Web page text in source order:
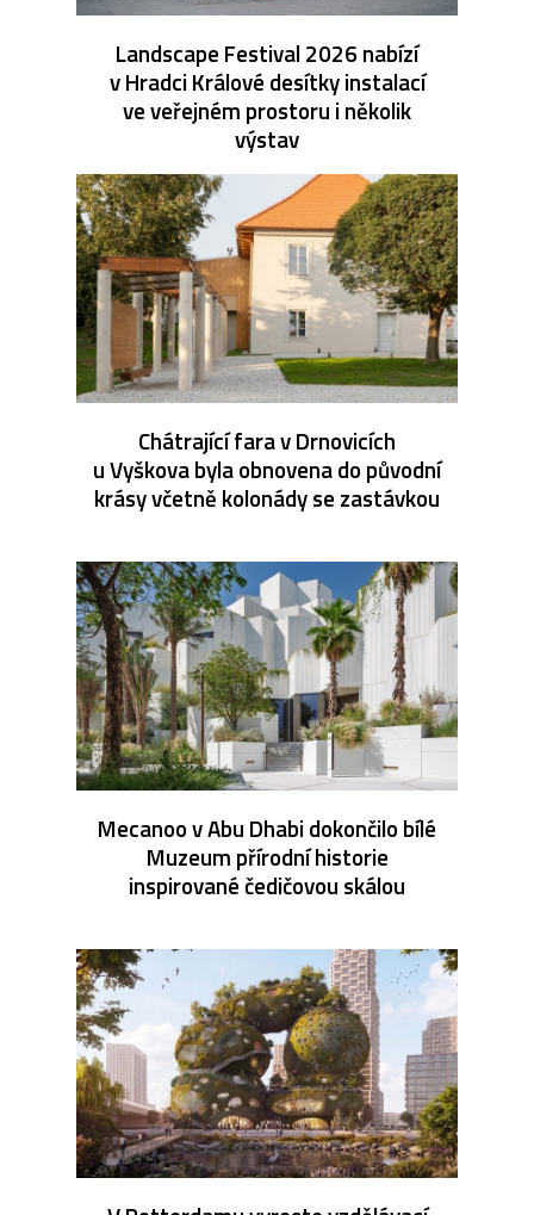
Landscape Festival 2026 nabízí
v Hradci Králové desítky instalací
ve veřejném prostoru i několik
výstav
Chátrající fara v Drnovicích
u Vyškova byla obnovena do původní
krásy včetně kolonády se zastávkou
Mecanoo v Abu Dhabi dokončilo bílé
Muzeum přírodní historie
inspirované čedičovou skálou